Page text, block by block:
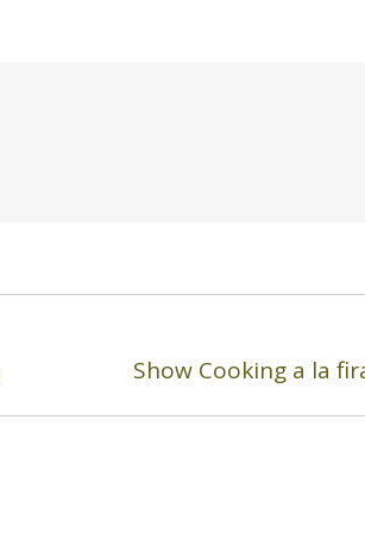
Next
Show Cooking a la